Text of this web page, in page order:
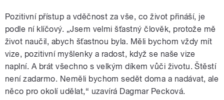
Pozitivní přístup a vděčnost za vše, co život přináší, je
podle ní klíčový. „Jsem velmi šťastný člověk, protože mě
život naučil, abych šťastnou byla. Měli bychom vždy mít
vize, pozitivní myšlenky a radost, když se naše vize
naplní. A brát všechno s velkým díkem vůči životu. Štěstí
není zadarmo. Neměli bychom sedět doma a nadávat, ale
něco pro okolí udělat,“ uzavírá Dagmar Pecková.